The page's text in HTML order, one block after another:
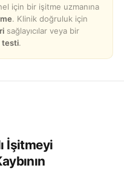
için bir işitme uzmanına
. Klinik doğruluk için
sağlayıcılar veya bir
testi.
İşitmeyi